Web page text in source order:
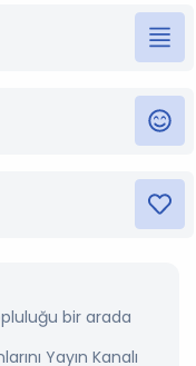
bir arada
Yayın Kanalı